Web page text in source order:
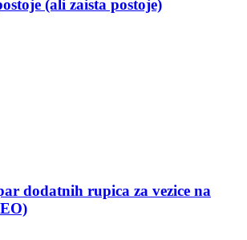
(ali zaista postoje)
dodatnih rupica za vezice na